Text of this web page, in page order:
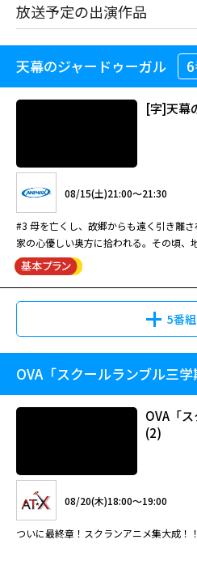
放送予定の出演作品
天幕のジャードゥーガル
[字]天幕
08/15(土)21:00～21:30
#3 母を亡くし、故郷からも遠く引き離
家の心優しい奥方に拾われる。その頃、
5番組
[字]天幕
#3 母を亡くし、故郷からも遠く引き離
家の心優しい奥方に拾われる。その頃、
OVA「スクールランブル三学
OVA「
(2)
08/20(木)18:00～19:00
ついに最終章！スクランアニメ集大成！！